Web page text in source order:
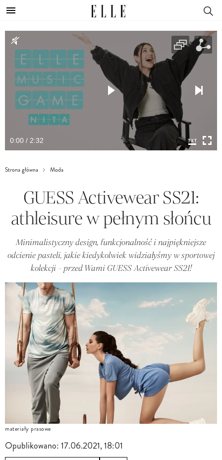
0:00 / 2:32
Strona główna Moda
GUESS Activewear SS21:
athleisure w pełnym słońcu
Minimalistyczny design, funkcjonalność i najpiękniejsze
odcienie pasteli, jakie kiedykolwiek widziałyśmy w sportowej
kolekcji - przed Wami GUESS Activewear SS21!
materiały prasowe
Opublikowano:17.06.2021, 18:01